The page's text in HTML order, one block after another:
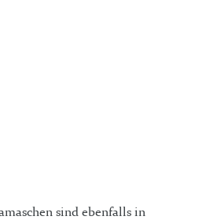
sind ebenfalls in